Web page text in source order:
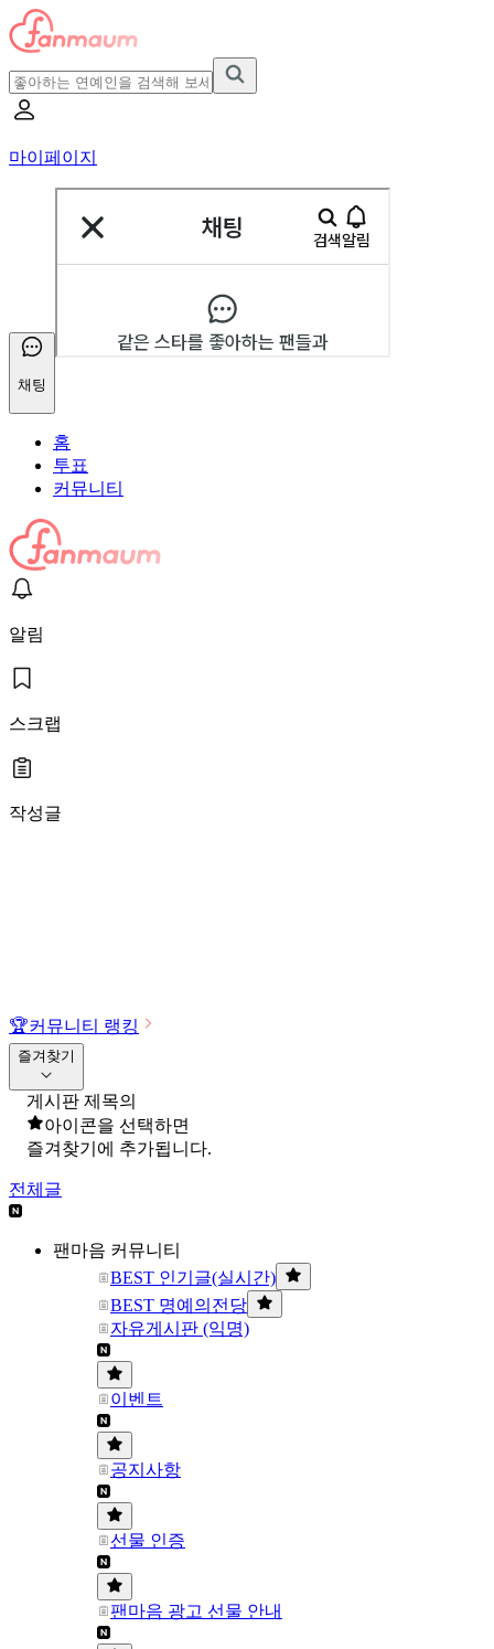
마이페이지
채팅
홈
투표
커뮤니티
알림
스크랩
작성글
🏆커뮤니티 랭킹
즐겨찾기
게시판 제목의
아이콘을 선택하면
즐겨찾기에 추가됩니다.
전체글
팬마음 커뮤니티
BEST 인기글(실시간)
BEST 명예의전당
자유게시판 (익명)
이벤트
공지사항
선물 인증
팬마음 광고 선물 안내